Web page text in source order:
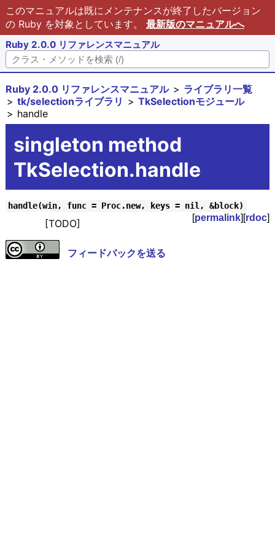
このマニュアルは既にメンテナンスが終了したバージョン
の Ruby を対象としています。 最新版のマニュアルへ
Ruby 2.0.0 リファレンスマニュアル
Ruby 2.0.0 リファレンスマニュアル
ライブラリ一覧
tk/selectionライブラリ
TkSelectionモジュール
handle
singleton method
TkSelection.handle
handle(win, func = Proc.new, keys = nil, &block)
[permalink][rdoc]
[TODO]
フィードバックを送る